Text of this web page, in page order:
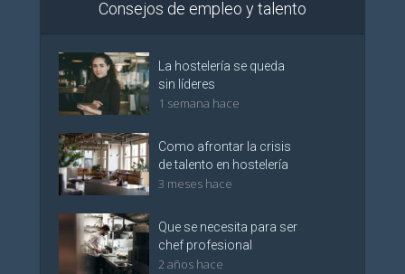
Consejos de empleo y talento
La hostelería se queda
sin líderes
1 semana hace
Como afrontar la crisis
de talento en hostelería
3 meses hace
Que se necesita para ser
chef profesional
2 años hace